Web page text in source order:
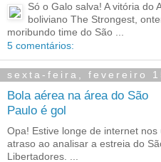
Só o Galo salva! A vitória do
boliviano The Strongest,
moribundo time do São ...
5 comentários:
sexta-feira, fevereiro
Bola aérea na área do São
Paulo é gol
Opa! Estive longe de internet
atraso ao analisar a estreia do
Libertadores. ...